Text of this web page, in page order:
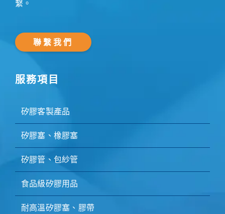
繫。
聯繫我們
服務項目
矽膠客製產品
矽膠塞、橡膠塞
矽膠管、包紗管
食品級矽膠用品
耐高溫矽膠塞、膠帶